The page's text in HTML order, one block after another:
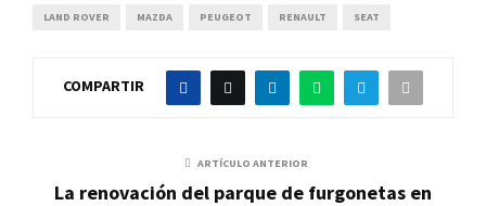
LAND ROVER MAZDA PEUGEOT RENAULT SEAT
COMPARTIR
ARTÍCULO ANTERIOR
La renovación del parque de furgonetas en